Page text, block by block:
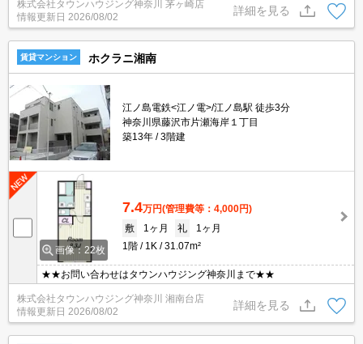
株式会社タウンハウジング神奈川 茅ヶ崎店
情報更新日 2026/08/02
詳細を見る
賃貸マンション ホクラニ湘南
江ノ島電鉄<江ノ電>/江ノ島駅 徒歩3分
神奈川県藤沢市片瀬海岸１丁目
築13年
3階建
画像：22枚
7.4万円(管理費等：4,000円)
敷
1ヶ月 礼
1ヶ月
1階
1K 31.07m²
★★お問い合わせはタウンハウジング神奈川まで★★
株式会社タウンハウジング神奈川 湘南台店
情報更新日 2026/08/02
詳細を見る